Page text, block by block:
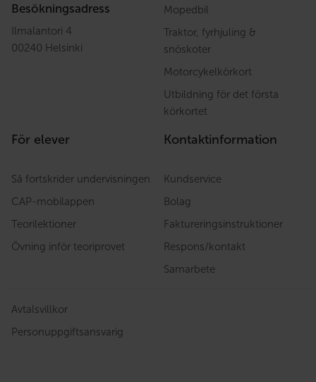
Besökningsadress
Ilmalantori 4
00240 Helsinki
Mopedbil
Traktor, fyrhjuling &
snöskoter
Motorcykelkörkort
Utbildning för det första
körkortet
För elever
Så fortskrider undervisningen
CAP-mobilappen
Teorilektioner
Övning inför teoriprovet
Kontaktinformation
Kundservice
Bolag
Faktureringsinstruktioner
Respons/kontakt
Samarbete
Avtalsvillkor
Personuppgiftsansvarig